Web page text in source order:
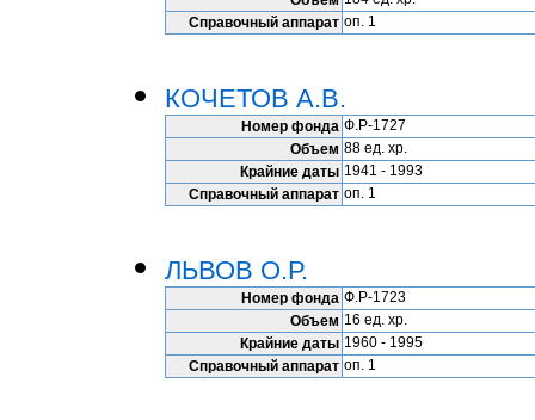
Справочный аппарат оп. 1
КОЧЕТОВ А.В.
Номер фонда Ф.Р-1727
Объем 88 ед. хр.
Крайние даты 1941 - 1993
Справочный аппарат оп. 1
ЛЬВОВ О.Р.
Номер фонда Ф.Р-1723
Объем 16 ед. хр.
Крайние даты 1960 - 1995
Справочный аппарат оп. 1